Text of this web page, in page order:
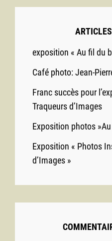
exposition « Au fil du
Café photo: Jean-
Franc succès pour
Traqueurs d’Images
Exposition photos
Exposition « Photos
d’Images »